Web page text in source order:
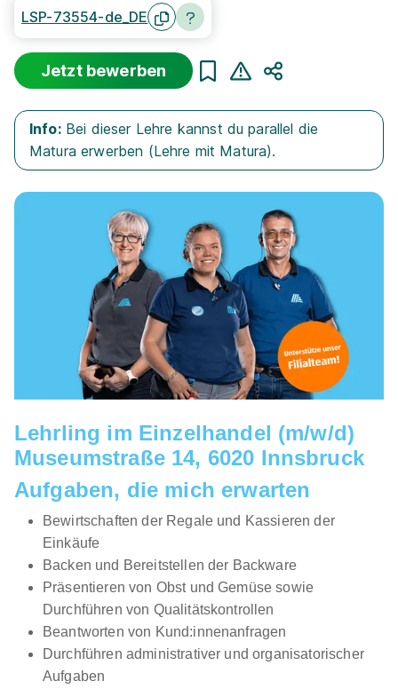
LSP-73554-de_DE
Jetzt bewerben
Info: Bei dieser Lehre kannst du parallel die
Matura erwerben (Lehre mit Matura).
Lehrling im Einzelhandel (m/w/d)
Museumstraße 14, 6020 Innsbruck
Aufgaben, die mich erwarten
Bewirtschaften der Regale und Kassieren der
Einkäufe
Backen und Bereitstellen der Backware
Präsentieren von Obst und Gemüse sowie
Durchführen von Qualitätskontrollen
Beantworten von Kund:innenanfragen
Durchführen administrativer und organisatorischer
Aufgaben